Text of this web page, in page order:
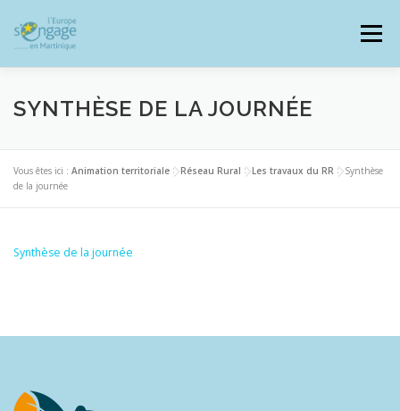
contenu
Menu
PROGRAMMES J’AI UN PROJET
SYNTHÈSE DE LA JOURNÉE
Vous êtes ici : Animation territoriale >Réseau Rural >Les travaux du RR >Synthèse
de la journée
Synthèse de la journée